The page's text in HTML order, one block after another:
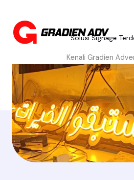
content
Solusi Signage
Kenali Gradien